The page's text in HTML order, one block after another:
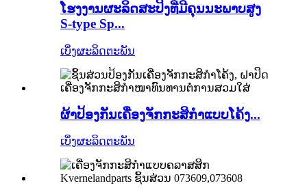
ໂຮງງານຜະລິດສະປິງທີ່ມີຄຸນນະພາບສູງ
S-type Sp...
ເບິ່ງຜະລິດຕະພັນ
ຜ້າປ້ອງກັນເຄື່ອງຈັກກະສິກຳແບບໂຄ້ງ...
ເບິ່ງຜະລິດຕະພັນ